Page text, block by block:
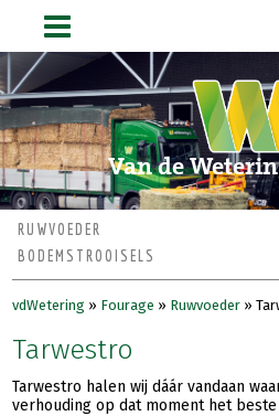
Van de
RUWVOEDER
BODEMSTROOISELS
vdWetering » Fourage » Ruwvoeder »
Tarwestro
Tarwestro halen wij dáár vandaan
verhouding op dat moment het beste